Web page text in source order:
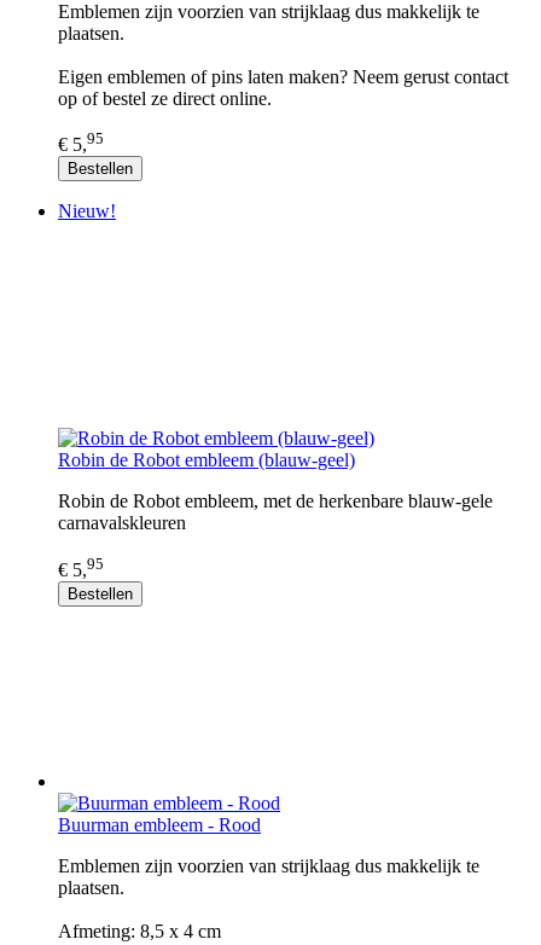
Emblemen zijn voorzien van strijklaag dus makkelijk te
plaatsen.
Eigen emblemen of pins laten maken? Neem gerust contact
op of bestel ze direct online.
€ 5,95
Bestellen
Nieuw!
Robin de Robot embleem (blauw-geel)
Robin de Robot embleem, met de herkenbare blauw-gele
carnavalskleuren
€ 5,95
Bestellen
Buurman embleem - Rood
Emblemen zijn voorzien van strijklaag dus makkelijk te
plaatsen.
Afmeting: 8,5 x 4 cm